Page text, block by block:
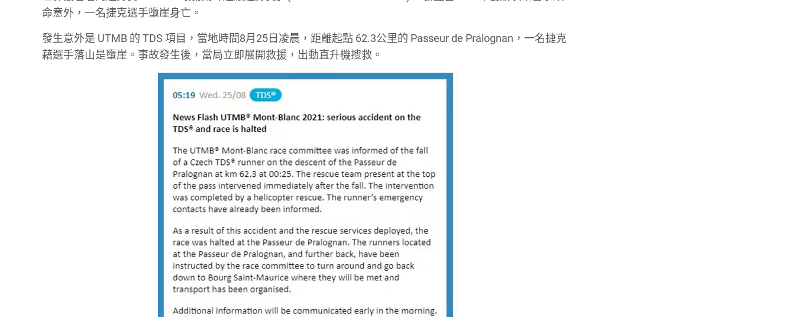
命意外，一名捷克選手墮崖身亡。
發生意外是 UTMB 的 TDS 項目，當地時間8月25日凌晨，距離起點 62.3公里的 Passeur de Pralognan，一名捷克
藉選手落山是墮崖。事故發生後，當局立即展開救援，出動直升機搜救。